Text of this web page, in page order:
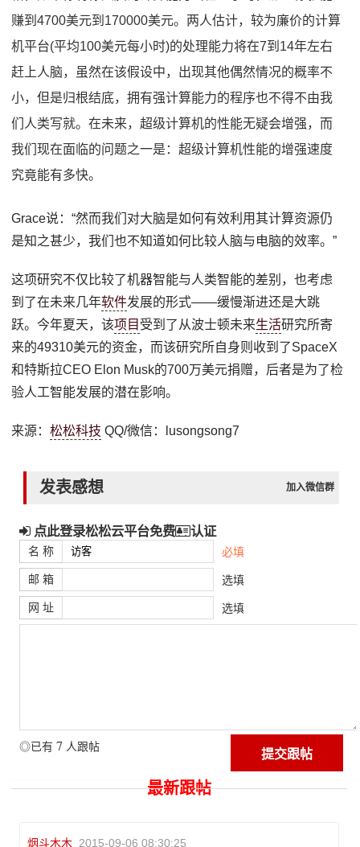
赚到4700美元到170000美元。两人估计，较为廉价的计算
机平台(平均100美元每小时)的处理能力将在7到14年左右
赶上人脑，虽然在该假设中，出现其他偶然情况的概率不
小，但是归根结底，拥有强计算能力的程序也不得不由我
们人类写就。在未来，超级计算机的性能无疑会增强，而
我们现在面临的问题之一是：超级计算机性能的增强速度
究竟能有多快。
Grace说：“然而我们对大脑是如何有效利用其计算资源仍
是知之甚少，我们也不知道如何比较人脑与电脑的效率。”
这项研究不仅比较了机器智能与人类智能的差别，也考虑
到了在未来几年软件发展的形式——缓慢渐进还是大跳
跃。今年夏天，该项目 受到了从波士顿未来生活研究所寄
来的49310美元的资金，而该研究所自身则收到了SpaceX
和特斯拉CEO Elon Musk的700万美元捐赠，后者是为了检
验人工智能发展的潜在影响。
来源：松松科技 QQ/微信：lusongsong7
发表感想 加入微信群
点此登录松松云平台免费 认证
名 称 必填
邮 箱 选填
网 址 选填
◎已有 7 人跟帖
最新跟帖
烟斗木木 2015-09-06 08:30:25